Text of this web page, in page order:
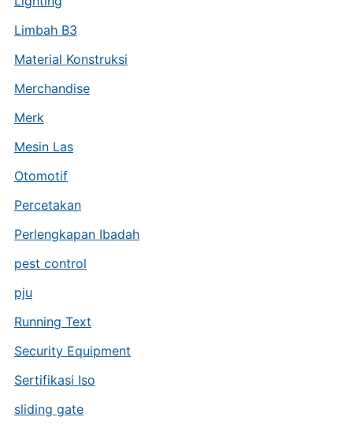
Limbah B3
Material Konstruksi
Merchandise
Merk
Mesin Las
Otomotif
Percetakan
Perlengkapan Ibadah
pest control
pju
Running Text
Security Equipment
Sertifikasi Iso
sliding gate